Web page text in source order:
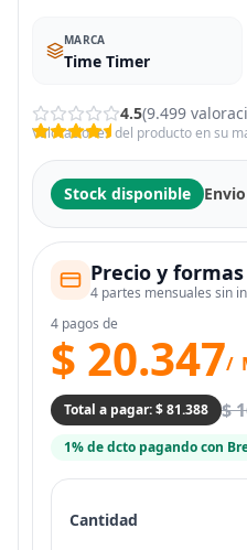
MARCA
Time Timer
4.5(9.499
Valoraciones del producto en su
Stock disponible
Precio y
4 partes mensuales sin
4 pagos de
$ 20.347/
Total a pagar: $ 81.388 $
1% de dcto pagando con
Cantidad